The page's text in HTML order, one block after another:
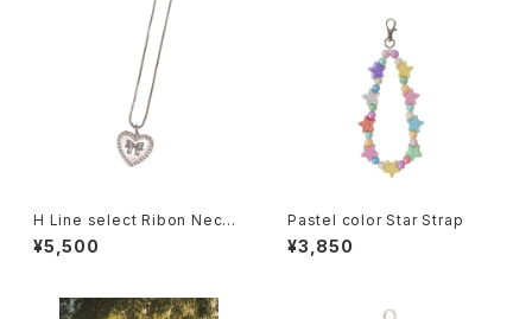
H Line select Ribon Neckl
ace
¥5,500
Pastel color Star Strap
¥3,850